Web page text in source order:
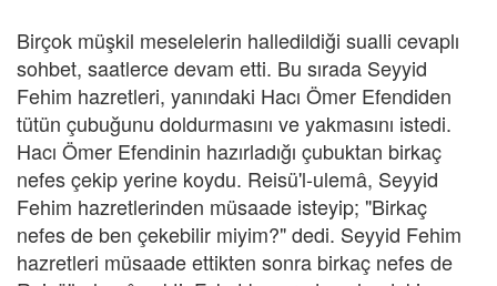
Birçok müşkil meselelerin halledildiği sualli cevaplı
sohbet, saatlerce devam etti. Bu sırada Seyyid
Fehim hazretleri, yanındaki Hacı Ömer Efendiden
tütün çubuğunu doldurmasını ve yakmasını istedi.
Hacı Ömer Efendinin hazırladığı çubuktan birkaç
nefes çekip yerine koydu. Reisü'l-ulemâ, Seyyid
Fehim hazretlerinden müsaade isteyip; "Birkaç
nefes de ben çekebilir miyim?" dedi. Seyyid Fehim
hazretleri müsaade ettikten sonra birkaç nefes de